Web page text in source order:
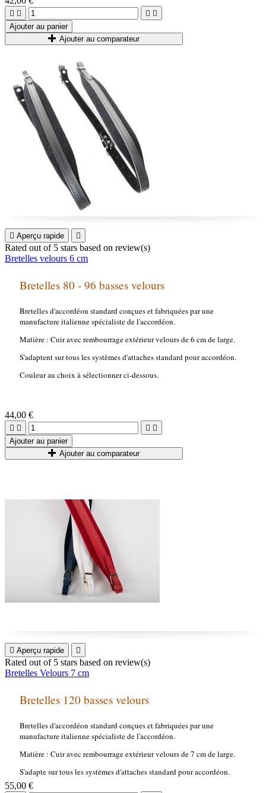
   
Ajouter au panier
Ajouter au comparateur
 Aperçu rapide 
Rated out of 5 stars based on review(s)
Bretelles velours 6 cm
Bretelles 80 - 96 basses velours
Bretelles d'accordéon standard conçues et fabriquées par une
manufacture italienne spécialiste de l'accordéon.
Matière : Cuir avec rembourrage extérieur velours de 6 cm de large.
S'adaptent sur tous les systèmes d'attaches standard pour accordéon.
Couleur au choix à sélectionner ci-dessous.
44,00 €
   
Ajouter au panier
Ajouter au comparateur
 Aperçu rapide 
Rated out of 5 stars based on review(s)
Bretelles Velours 7 cm
Bretelles 120 basses velours
Bretelles d'accordéon standard conçues et fabriquées par une
manufacture italienne spécialiste de l'accordéon.
Matière : Cuir avec rembourrage extérieur velours de 7 cm de large.
S'adapte sur tous les systèmes d'attaches standard pour accordéon.
55,00 €